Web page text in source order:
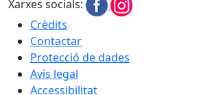
Xarxes socials:
Crèdits
Contactar
Protecció de dades
Avís legal
Accessibilitat